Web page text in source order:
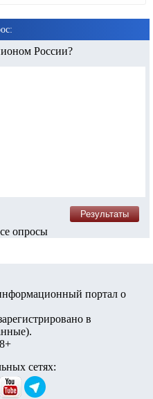
России?
опросы
портал о
в
).
сетях: